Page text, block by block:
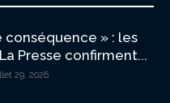
conséquence » : les
Presse confirment...
29, 2026